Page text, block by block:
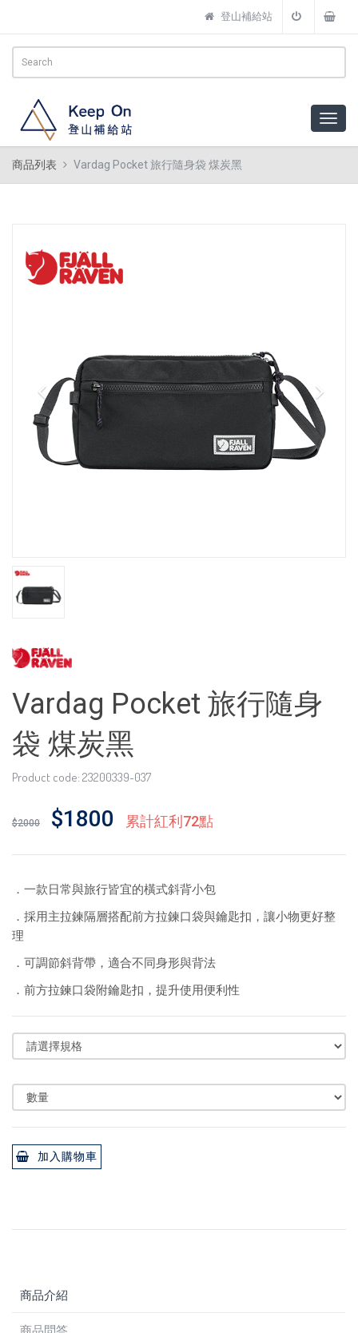
登山補給站
商品列表 Vardag Pocket 旅行隨身袋 煤炭黑
Vardag Pocket 旅行隨身
袋 煤炭黑
Product code: 23200339-037
$2000 $1800 累計紅利72點
．一款日常與旅行皆宜的橫式斜背小包
．採用主拉鍊隔層搭配前方拉鍊口袋與鑰匙扣，讓小物更好整
理
．可調節斜背帶，適合不同身形與背法
．前方拉鍊口袋附鑰匙扣，提升使用便利性
加入購物車
商品介紹